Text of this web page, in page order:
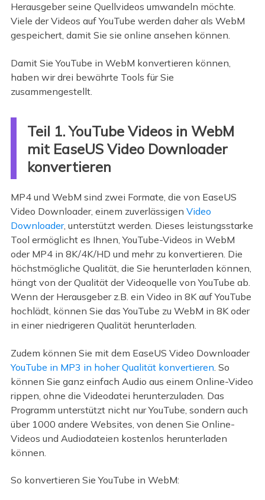
Herausgeber seine Quellvideos umwandeln möchte.
Viele der Videos auf YouTube werden daher als WebM
gespeichert, damit Sie sie online ansehen können.
Damit Sie YouTube in WebM konvertieren können,
haben wir drei bewährte Tools für Sie
zusammengestellt.
Teil 1. YouTube Videos in WebM
mit EaseUS Video Downloader
konvertieren
MP4 und WebM sind zwei Formate, die von EaseUS
Video Downloader, einem zuverlässigen Video
Downloader, unterstützt werden. Dieses leistungsstarke
Tool ermöglicht es Ihnen, YouTube-Videos in WebM
oder MP4 in 8K/4K/HD und mehr zu konvertieren. Die
höchstmögliche Qualität, die Sie herunterladen können,
hängt von der Qualität der Videoquelle von YouTube ab.
Wenn der Herausgeber z.B. ein Video in 8K auf YouTube
hochlädt, können Sie das YouTube zu WebM in 8K oder
in einer niedrigeren Qualität herunterladen.
Zudem können Sie mit dem EaseUS Video Downloader
YouTube in MP3 in hoher Qualität konvertieren . So
können Sie ganz einfach Audio aus einem Online-Video
rippen, ohne die Videodatei herunterzuladen. Das
Programm unterstützt nicht nur YouTube, sondern auch
über 1000 andere Websites, von denen Sie Online-
Videos und Audiodateien kostenlos herunterladen
können.
So konvertieren Sie YouTube in WebM: